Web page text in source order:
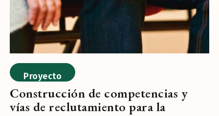
Proyecto
Construcción de competencias y
vías de reclutamiento para la